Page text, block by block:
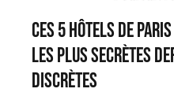
Ces 5 hôtels de
les plus secrètes
discrètes